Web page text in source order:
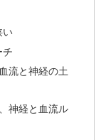
い
チ
流と神経の土
神経と血流ル